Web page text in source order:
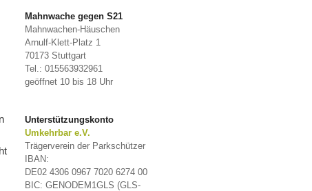
Mahnwache gegen S21
Mahnwachen-Häuschen
Arnulf-Klett-Platz 1
70173 Stuttgart
Tel.: 015563932961
geöffnet 10 bis 18 Uhr
Unterstützungskonto
Umkehrbar e.V.
Trägerverein der Parkschützer
IBAN:
DE02 4306 0967 7020 6274 00
BIC: GENODEM1GLS (GLS-